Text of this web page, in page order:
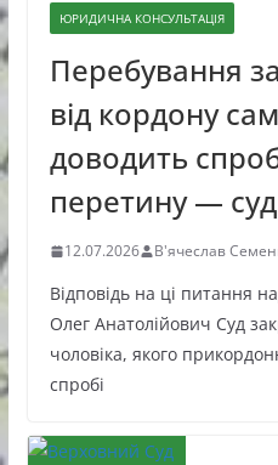
ЮРИДИЧНА КОНСУЛЬТАЦІЯ
Перебування
від кордону
доводить
перетину — суд
12.07.2026 В'ячеслав
Відповідь на ці питання
Олег Анатолійович Суд
чоловіка, якого
спробі